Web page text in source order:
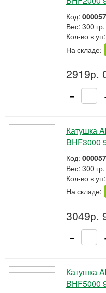
Код:
Вес: 300 гр.
Кол-во в уп:
На складе:
2919р.
-
Катушка
BHF3000
Код:
Вес: 300 гр.
Кол-во в уп:
На складе:
3049р.
-
Катушка
BHF5000